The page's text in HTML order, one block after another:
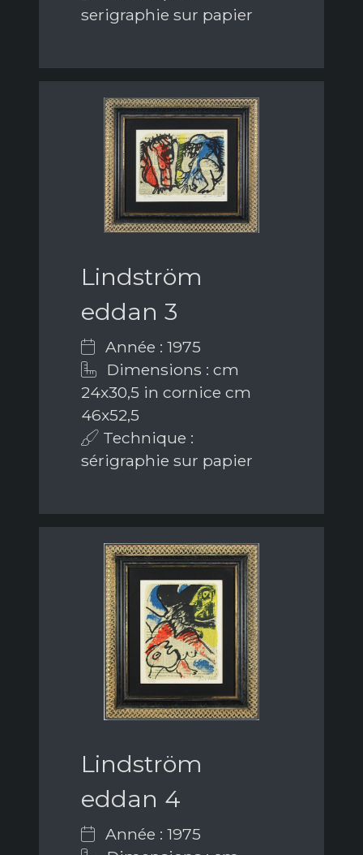
serigraphie sur papier
Lindström
eddan 3
Année : 1975
Dimensions : cm
24x30,5 in cornice cm
46x52,5
Technique :
sérigraphie sur papier
Lindström
eddan 4
Année : 1975